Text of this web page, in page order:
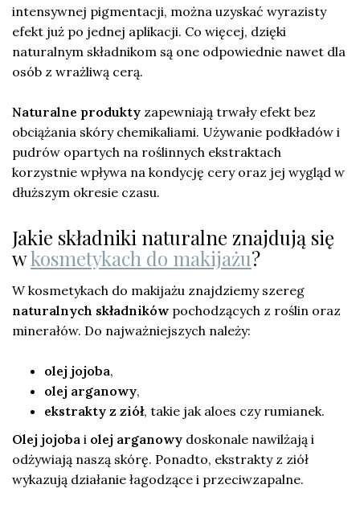
intensywnej pigmentacji, można uzyskać wyrazisty
efekt już po jednej aplikacji. Co więcej, dzięki
naturalnym składnikom są one odpowiednie nawet dla
osób z wrażliwą cerą.
Naturalne produkty zapewniają trwały efekt bez
obciążania skóry chemikaliami. Używanie podkładów i
pudrów opartych na roślinnych ekstraktach
korzystnie wpływa na kondycję cery oraz jej wygląd w
dłuższym okresie czasu.
Jakie składniki naturalne znajdują się
wkosmetykach do makijażu?
W kosmetykach do makijażu znajdziemy szereg
naturalnych składników pochodzących z roślin oraz
minerałów. Do najważniejszych należy:
olej jojoba,
olej arganowy,
ekstrakty z ziół, takie jak aloes czy rumianek.
Olej jojoba i olej arganowy doskonale nawilżają i
odżywiają naszą skórę. Ponadto, ekstrakty z ziół
wykazują działanie łagodzące i przeciwzapalne.